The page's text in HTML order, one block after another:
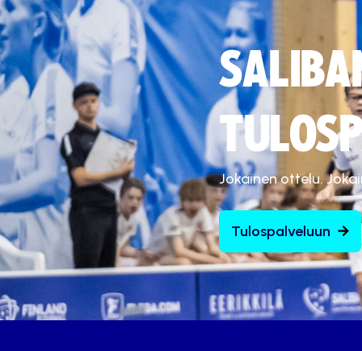
Jokainen ottelu.
Tulospalveluun